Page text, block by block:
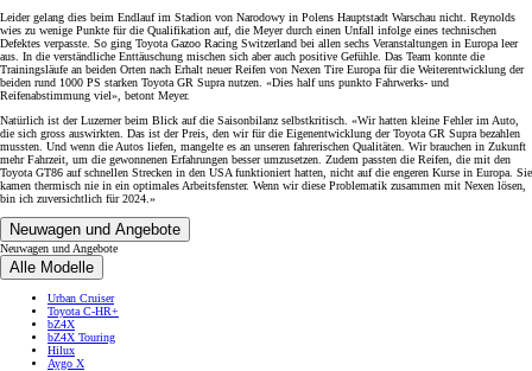
Leider gelang dies beim Endlauf im Stadion von Narodowy in Polens Hauptstadt Warschau nicht. Reynolds
wies zu wenige Punkte für die Qualifikation auf, die Meyer durch einen Unfall infolge eines technischen
Defektes verpasste. So ging Toyota Gazoo Racing Switzerland bei allen sechs Veranstaltungen in Europa leer
aus. In die verständliche Enttäuschung mischen sich aber auch positive Gefühle. Das Team konnte die
Trainingsläufe an beiden Orten nach Erhalt neuer Reifen von Nexen Tire Europa für die Weiterentwicklung der
beiden rund 1000 PS starken Toyota GR Supra nutzen. «Dies half uns punkto Fahrwerks- und
Reifenabstimmung viel», betont Meyer.
Natürlich ist der Luzerner beim Blick auf die Saisonbilanz selbstkritisch. «Wir hatten kleine Fehler im Auto,
die sich gross auswirkten. Das ist der Preis, den wir für die Eigenentwicklung der Toyota GR Supra bezahlen
mussten. Und wenn die Autos liefen, mangelte es an unseren fahrerischen Qualitäten. Wir brauchen in Zukunft
mehr Fahrzeit, um die gewonnenen Erfahrungen besser umzusetzen. Zudem passten die Reifen, die mit den
Toyota GT86 auf schnellen Strecken in den USA funktioniert hatten, nicht auf die engeren Kurse in Europa. Sie
kamen thermisch nie in ein optimales Arbeitsfenster. Wenn wir diese Problematik zusammen mit Nexen lösen,
bin ich zuversichtlich für 2024.»
Neuwagen und Angebote
Neuwagen und Angebote
Alle Modelle
Urban Cruiser
Toyota C-HR+
bZ4X
bZ4X Touring
Hilux
Aygo X